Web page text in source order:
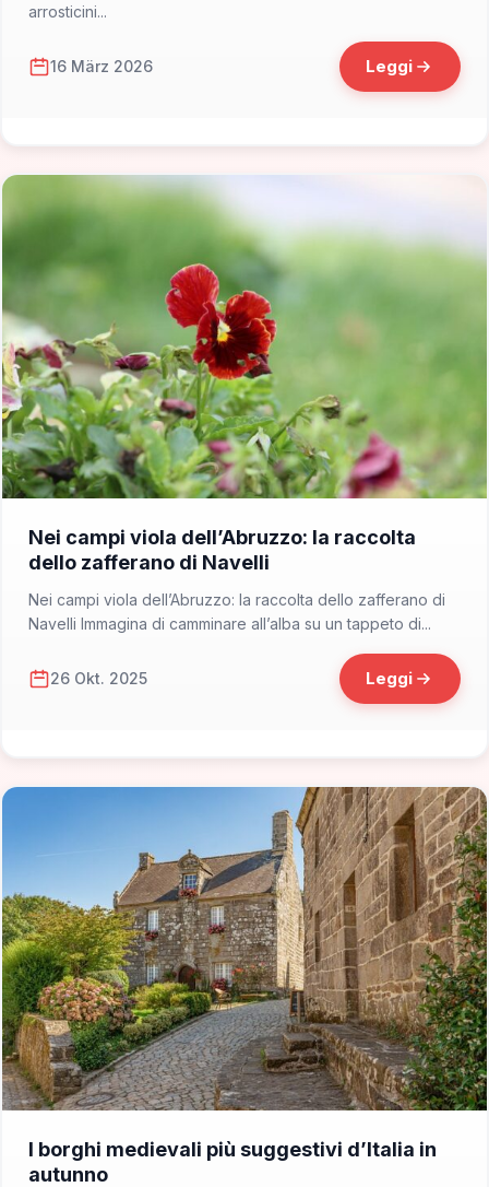
arrosticini...
16 März 2026 Leggi
Nei campi viola dell’Abruzzo: la raccolta
dello zafferano di Navelli
Nei campi viola dell’Abruzzo: la raccolta dello zafferano di
Navelli Immagina di camminare all’alba su un tappeto di...
26 Okt. 2025 Leggi
I borghi medievali più suggestivi d’Italia in
autunno